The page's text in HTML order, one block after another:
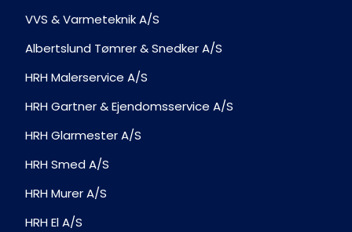
VVS & Varmeteknik A/S
Albertslund Tømrer & Snedker A/S
HRH Malerservice A/S
HRH Gartner & Ejendomsservice A/S
HRH Glarmester A/S
HRH Smed A/S
HRH Murer A/S
HRH El A/S